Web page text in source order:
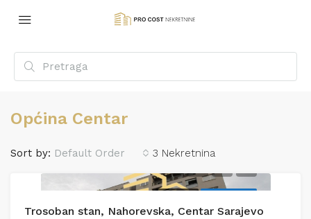
Općina Centar
3 Nekretnina
Sort by: Default Order
Trosoban stan, Nahorevska, Centar Sarajevo